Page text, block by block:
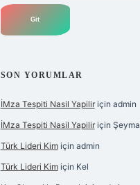
SON YORUMLAR
İMza Tespiti Nasil Yapiliriçin admin
İMza Tespiti Nasil Yapiliriçin Şeyma
Türk Lideri Kimiçin admin
Türk Lideri Kimiçin Kel